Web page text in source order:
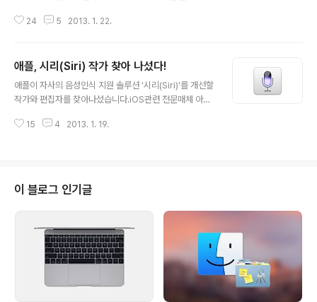
용되지 않습니다. 제품 사양은 변경될 수 있습니다. 판매가
내용은 080-330-8877로 문의하시기 바랍니다. 한국
온라인 애플 스토어가 2013년 설을 맞아 1월 25일 하루
동안 '빨간 금요일(Red Friday)' 특별 할인 이벤트를 실시
(일본을 제외한) 일부 아시아 국가에서 동시에 실시되며,
24 5 2013. 1. 22.
애플, 시리(Siri) 작가 찾아 나섰다!
애플이 자사의 음성인식 지원 솔루션 '시리(Siri)'를 개선할
작가와 편집자를 찾아나섰습니다.iOS관련 전문매체 아이
혁신시켜줄, 특출나게 창조적인 인재'를 구한다고 비지니
텐츠를 제공할 수 있는 사람'을 원한다고 덧붙였습니다. 애
플은 지난해 10월 아이폰 5를 소개하면서 애플의 음성인
식 솔루션(시리)을 지속적으로 혁신해 나갈 것이라 말하기
도 했습니다. 그런데 이번 구인 광고는 애플이 말하는 시리
의 혁신이 단순히 기능 추가에 머무는 것이 아니라, 기기와
소프트웨어에 '위..
15 4 2013. 1. 19.
이 블로그 인기글